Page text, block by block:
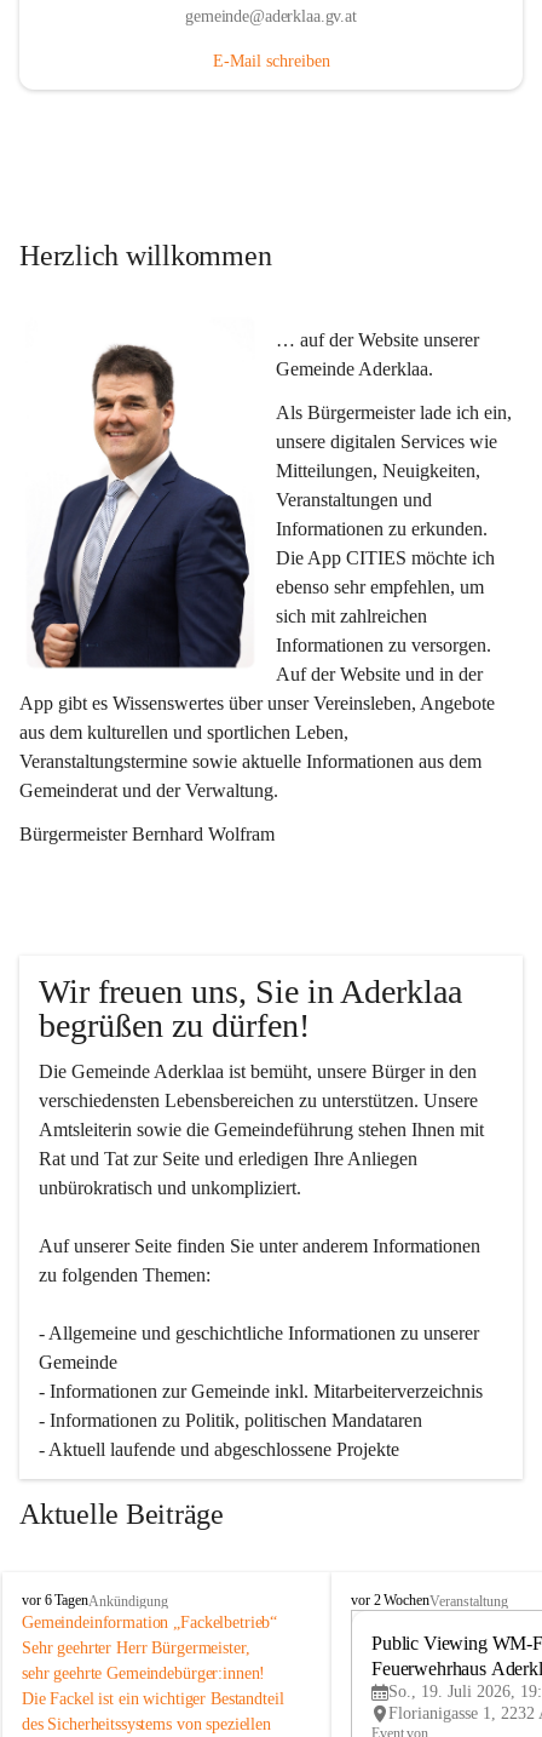
gemeinde@aderklaa.gv.at
E-Mail schreiben
Herzlich willkommen
… auf der Website unserer
Gemeinde Aderklaa.
Als Bürgermeister lade ich ein,
unsere digitalen Services wie
Mitteilungen, Neuigkeiten,
Veranstaltungen und
Informationen zu erkunden.
Die App CITIES möchte ich
ebenso sehr empfehlen, um
sich mit zahlreichen
Informationen zu versorgen.
Auf der Website und in der
App gibt es Wissenswertes über unser Vereinsleben, Angebote
aus dem kulturellen und sportlichen Leben,
Veranstaltungstermine sowie aktuelle Informationen aus dem
Gemeinderat und der Verwaltung.
Bürgermeister Bernhard Wolfram
Wir freuen uns, Sie in Aderklaa
begrüßen zu dürfen!
Die Gemeinde Aderklaa ist bemüht, unsere Bürger in den
verschiedensten Lebensbereichen zu unterstützen. Unsere
Amtsleiterin sowie die Gemeindeführung stehen Ihnen mit
Rat und Tat zur Seite und erledigen Ihre Anliegen
unbürokratisch und unkompliziert.
Auf unserer Seite finden Sie un­ter an­de­rem Informationen
zu folgenden Themen:
- Allgemeine und geschichtliche Informationen zu unserer
Gemeinde
- Informationen zur Gemeinde inkl. Mitarbeiterverzeichnis
- Informationen zu Politik, politischen Mandataren
- Aktuell laufende und abgeschlossene Projekte
Aktuelle Beiträge
A
d
e
r
k
l
a
vor 6 TagenAnkündigung
Gemeindeinformation „Fackelbetrieb“
Sehr geehrter Herr Bürgermeister,
sehr geehrte Gemeindebürger:innen!
Die Fackel ist ein wichtiger Bestandteil
des Sicherheitssystems von speziellen
A
vor 2 WochenVeranstaltung
Public Viewing WM-
Feuerwehrhaus
So., 19. Juli 2026,
Event von